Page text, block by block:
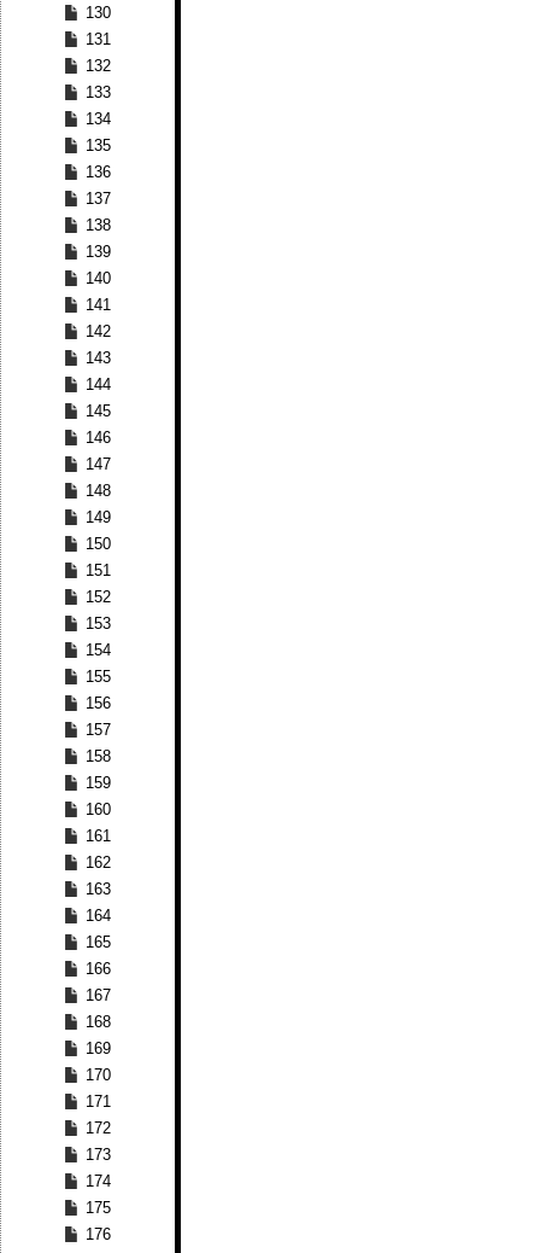
130
131
132
133
134
135
136
137
138
139
140
141
142
143
144
145
146
147
148
149
150
151
152
153
154
155
156
157
158
159
160
161
162
163
164
165
166
167
168
169
170
171
172
173
174
175
176